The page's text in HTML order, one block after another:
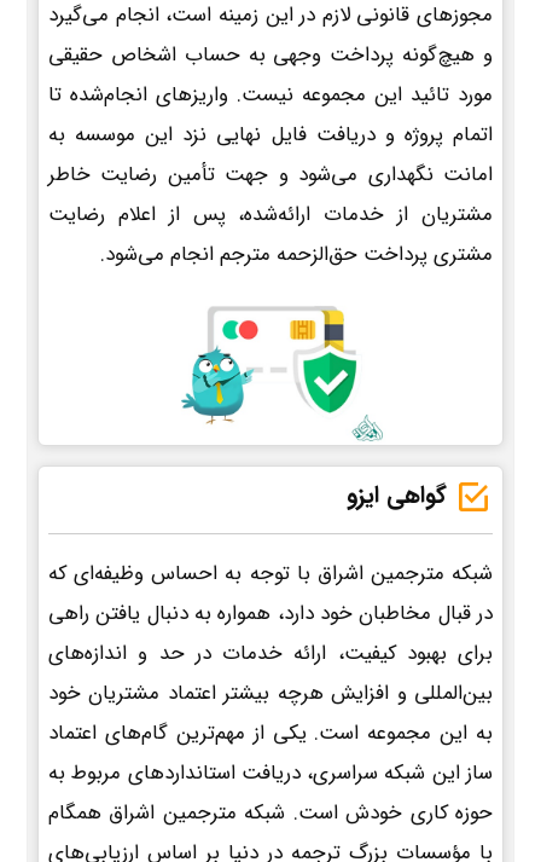
مجوزهای قانونی لازم در این زمینه است، انجام می‌گیرد
و هیچ‌گونه پرداخت وجهی به حساب اشخاص حقیقی
مورد تائید این مجموعه نیست. واریزهای انجام‌شده تا
اتمام پروژه و دریافت فایل نهایی نزد این موسسه به
امانت نگهداری می‌شود و جهت تأمین رضایت خاطر
مشتریان از خدمات ارائه‌شده، پس از اعلام رضایت
مشتری پرداخت حق‌الزحمه مترجم انجام می‌شود.
گواهی ایزو
شبکه مترجمین اشراق با توجه به احساس وظیفه‌ای که
در قبال مخاطبان خود دارد، همواره به دنبال یافتن راهی
برای بهبود کیفیت، ارائه خدمات در حد و اندازه‌های
بین‌المللی و افزایش هرچه بیشتر اعتماد مشتریان خود
به این مجموعه است. یکی از مهم‌ترین گام‌های اعتماد
ساز این شبکه سراسری، دریافت استانداردهای مربوط به
حوزه کاری خودش است. شبکه مترجمین اشراق همگام
با مؤسسات بزرگ ترجمه در دنیا بر اساس ارزیابی‌های